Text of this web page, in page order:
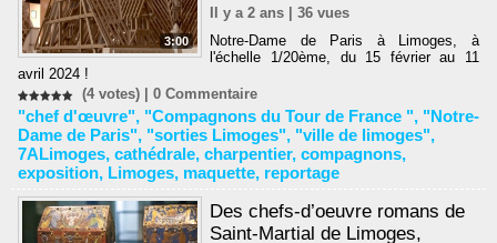
3:00
Il y a 2 ans | 36 vues
Notre-Dame de Paris à Limoges, à
l'échelle 1/20ème, du 15 février au 11
avril 2024 !
(4 votes) | 0 Commentaire
"chef d'œuvre", "Compagnons du Tour de France ", "Notre-
Dame de Paris", "sorties Limoges", "ville de limoges",
7ALimoges, cathédrale, charpentier, compagnons,
exposition, Limoges, maquette, reportage
Des chefs-d’oeuvre romans de
Saint-Martial de Limoges,